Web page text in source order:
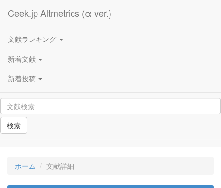
Ceek.jp Altmetrics (α ver.)
文献ランキング
新着文献
新着投稿
検索
ホーム 文献詳細